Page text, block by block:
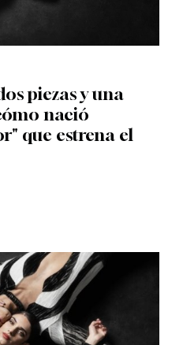
piezas y una
nació
que estrena el